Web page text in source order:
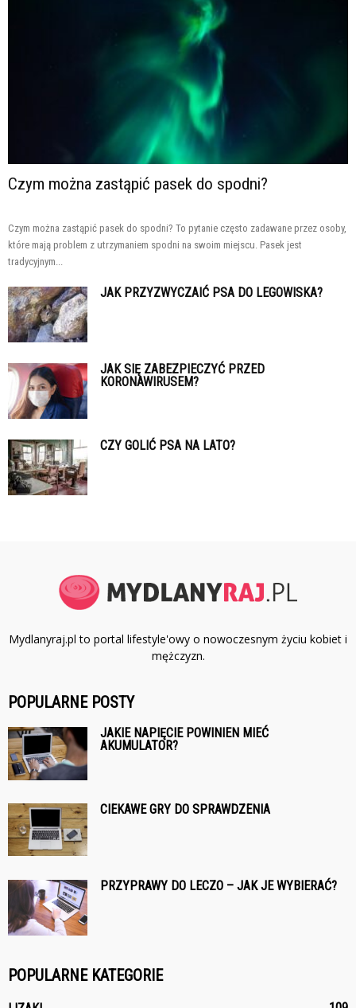
Czym można zastąpić pasek do spodni?
Czym można zastąpić pasek do spodni? To pytanie często zadawane przez osoby,
które mają problem z utrzymaniem spodni na swoim miejscu. Pasek jest
tradycyjnym...
JAK PRZYZWYCZAIĆ PSA DO LEGOWISKA?
JAK SIĘ ZABEZPIECZYĆ PRZED
KORONAWIRUSEM?
CZY GOLIĆ PSA NA LATO?
Mydlanyraj.pl to portal lifestyle'owy o nowoczesnym życiu kobiet i
mężczyzn.
POPULARNE POSTY
JAKIE NAPIĘCIE POWINIEN MIEĆ
AKUMULATOR?
CIEKAWE GRY DO SPRAWDZENIA
PRZYPRAWY DO LECZO – JAK JE WYBIERAĆ?
POPULARNE KATEGORIE